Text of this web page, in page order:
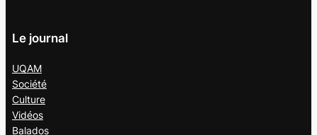
Le journal
UQAM
Société
Culture
Vidéos
Balados